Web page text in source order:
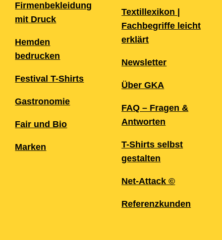
Firmenbekleidung
mit Druck
Hemden
bedrucken
Festival T-Shirts
Gastronomie
Fair und Bio
Marken
Textillexikon |
Fachbegriffe leicht
erklärt
Newsletter
Über GKA
FAQ – Fragen &
Antworten
T-Shirts selbst
gestalten
Net-Attack ©
Referenzkunden